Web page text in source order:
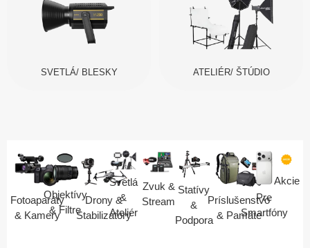
SVETLÁ/ BLESKY ATELIÉR/ ŠTÚDIO
Fotoaparáty
& Kamery
Objektívy
& Filtre
Drony &
Stabilizátory
Svetlá
&
Ateliér
Zvuk &
Stream
Statívy
&
Podpora
Príslušenstvo
& Pamäte
Pre
Smartfóny
Akcie